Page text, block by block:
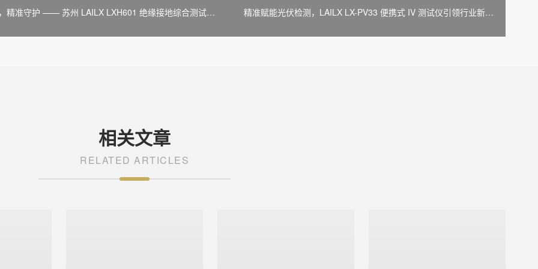
精准守护 —— 苏州 LAILX LXH601 绝缘接地综合测试仪
精准赋能光伏检测，LAILX LX-PV33 便携式 IV 测试仪引领行业新标
相关文章
RELATED ARTICLES